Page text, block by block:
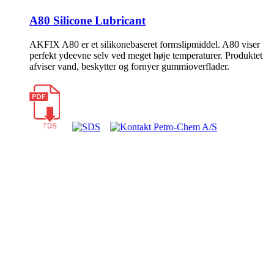
A80 Silicone Lubricant
AKFIX A80 er et silikonebaseret formslipmiddel. A80 viser
perfekt ydeevne selv ved meget høje temperaturer. Produktet
afviser vand, beskytter og fornyer gummioverflader.